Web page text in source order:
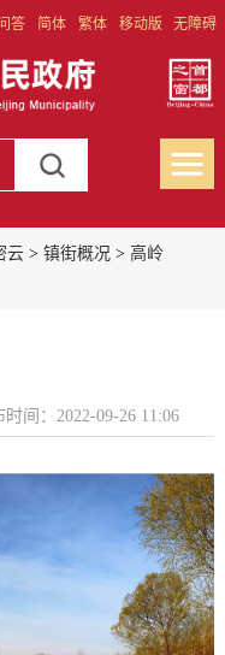
答 简体 繁体 移动版 无障碍
云> 镇街概况 > 高岭
时间：2022-09-26 11:06